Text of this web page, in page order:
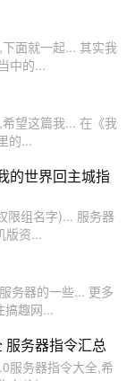
面就一起... 其实我
中的...
望这篇我... 在《我
的...
的世界回主城指
限组名字)... 服务器
版资...
务器的一些... 更多
搞趣网...
服务器指令汇总
服务器指令大全,希